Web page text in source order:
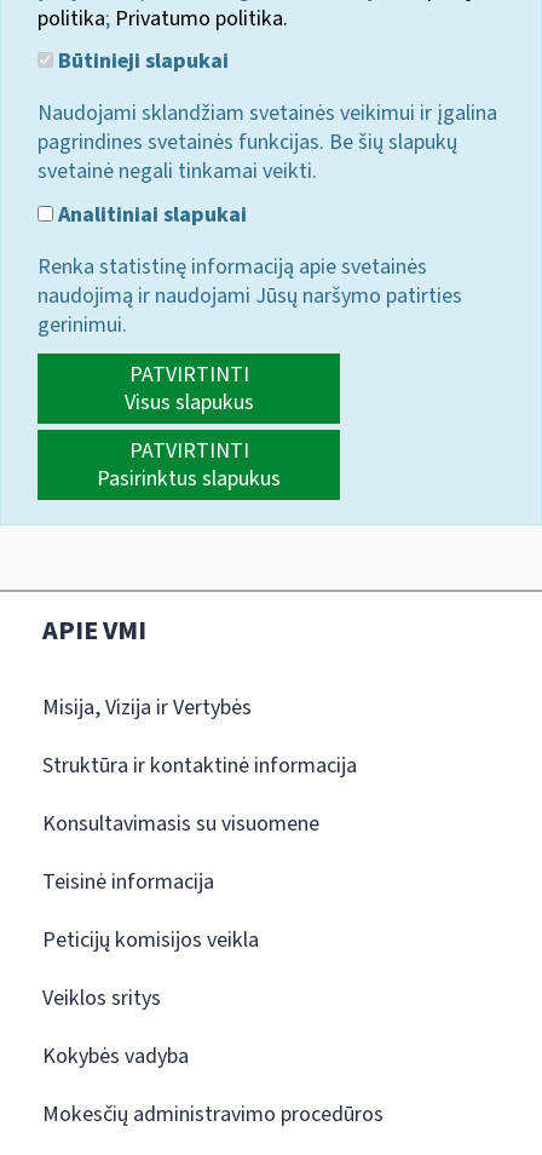
politika; Privatumo politika.
Būtinieji slapukai
Naudojami sklandžiam svetainės veikimui ir įgalina
pagrindines svetainės funkcijas. Be šių slapukų
svetainė negali tinkamai veikti.
Analitiniai slapukai
Renka statistinę informaciją apie svetainės
naudojimą ir naudojami Jūsų naršymo patirties
gerinimui.
PATVIRTINTI
Visus slapukus
PATVIRTINTI
Pasirinktus slapukus
APIE VMI
Misija, Vizija ir Vertybės
Struktūra ir kontaktinė informacija
Konsultavimasis su visuomene
Teisinė informacija
Peticijų komisijos veikla
Veiklos sritys
Kokybės vadyba
Mokesčių administravimo procedūros